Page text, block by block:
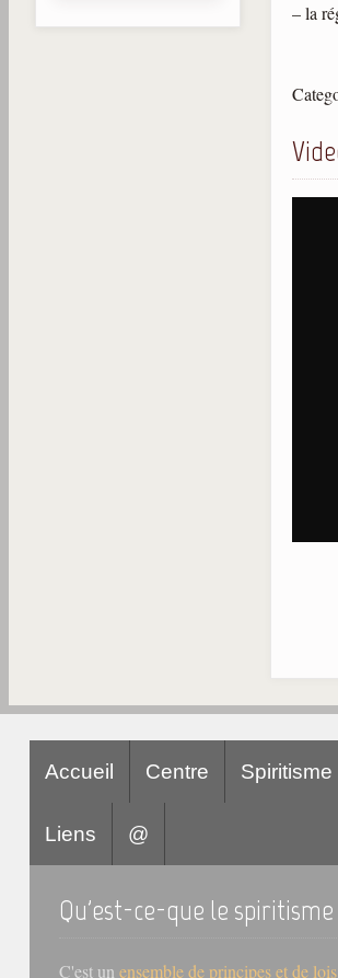
– la
Accueil Centre Spiritisme
Liens @
Qu'est-ce-que le spiritisme
C'est un ensemble de principes et de